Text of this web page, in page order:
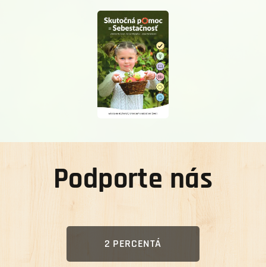
Podporte nás
2 PERCENTÁ